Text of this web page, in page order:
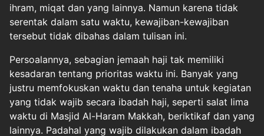
ihram, miqat dan yang lainnya. Namun karena tidak
serentak dalam satu waktu, kewajiban-kewajiban
tersebut tidak dibahas dalam tulisan ini.
Persoalannya, sebagian jemaah haji tak memiliki
kesadaran tentang prioritas waktu ini. Banyak yang
justru memfokuskan waktu dan tenaha untuk kegiatan
yang tidak wajib secara ibadah haji, seperti salat lima
waktu di Masjid Al-Haram Makkah, beriktikaf dan yang
lainnya. Padahal yang wajib dilakukan dalam ibadah